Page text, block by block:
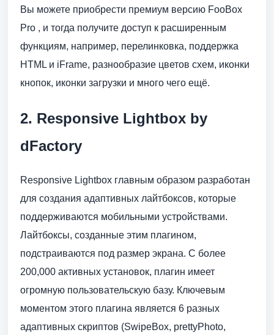
Вы можете приобрести премиум версию FooBox
Pro , и тогда получите доступ к расширенным
функциям, например, перелинковка, поддержка
HTML и iFrame, разнообразие цветов схем, иконки
кнопок, иконки загрузки и много чего ещё.
2. Responsive Lightbox by
dFactory
Responsive Lightbox главным образом разработан
для создания адаптивных лайтбоксов, которые
поддерживаются мобильными устройствами.
Лайтбоксы, созданные этим плагином,
подстраиваются под размер экрана. С более
200,000 активных установок, плагин имеет
огромную пользовательскую базу. Ключевым
моментом этого плагина является 6 разных
адаптивных скриптов (SwipeBox, prettyPhoto,